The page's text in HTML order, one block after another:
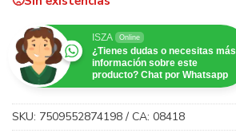
ISZA Online
¿Tienes dudas o necesitas más
información sobre este
producto? Chat por Whatsapp
SKU: 7509552874198 / CA: 08418